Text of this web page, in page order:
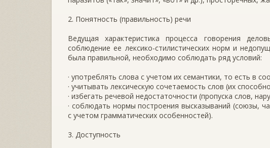
2. Понятность (правильность) речи
Ведущая характеристика процесса говорения
соблюдение ее лексико-стилистических норм и
была правильной, необходимо соблюдать ряд условий:
· употреблять слова с учетом их семантики, то есть в
· учитывать лексическую сочетаемость слов (их
· избегать речевой недостаточности (пропуска слов,
· соблюдать нормы построения высказываний (союзы,
с учетом грамматических особенностей).
3. Доступность